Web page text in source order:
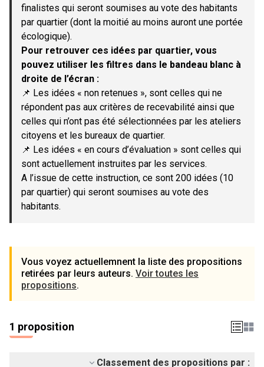
finalistes qui seront soumises au vote des habitants
par quartier (dont la moitié au moins auront une portée
écologique).
Pour retrouver ces idées par quartier, vous
pouvez utiliser les filtres dans le bandeau blanc à
droite de l’écran :
📌 Les idées « non retenues », sont celles qui ne
répondent pas aux critères de recevabilité ainsi que
celles qui n’ont pas été sélectionnées par les ateliers
citoyens et les bureaux de quartier.
📌 Les idées « en cours d’évaluation » sont celles qui
sont actuellement instruites par les services.
A l’issue de cette instruction, ce sont 200 idées (10
par quartier) qui seront soumises au vote des
habitants.
Vous voyez actuellemnent la liste des propositions
retirées par leurs auteurs. Voir toutes les
propositions.
1 proposition
Classement des propositions par :